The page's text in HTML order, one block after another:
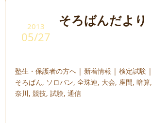
2013
05/27
そろばんだより
塾生・保護者の方へ | 新着情報 | 検定試験 |
そろばん, ソロバン, 全珠連, 大会, 座間, 暗算,
奈川, 競技, 試験, 通信